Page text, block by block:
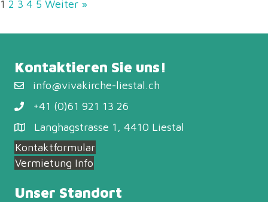
1 2 3 4 5 Weiter »
Kontaktieren Sie uns!
info@vivakirche-liestal.ch
+41 (0)61 921 13 26
Langhagstrasse 1, 4410 Liestal
Kontaktformular
Vermietung Info
Unser Standort